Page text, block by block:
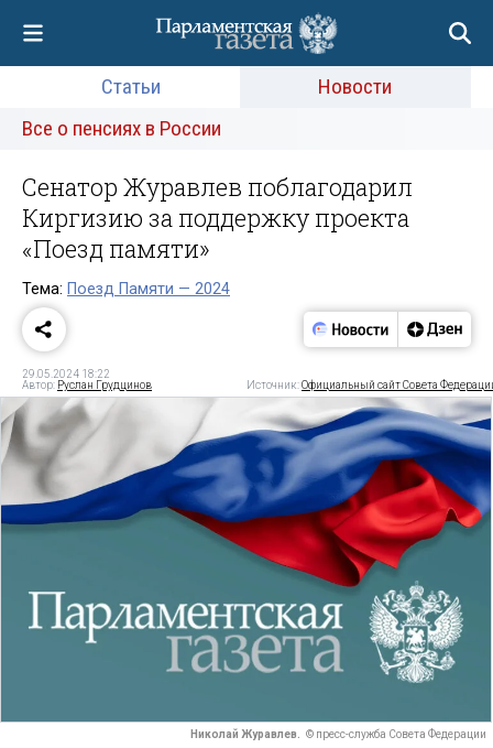
Статьи
Новости
Все о пенсиях в России
Сенатор Журавлев поблагодарил
Киргизию за поддержку проекта
«Поезд памяти»
Тема: Поезд Памяти — 2024
29.05.2024 18:22
Автор: Руслан Грудцинов Источник:Официальный сайт Совета
Николай Журавлев. © пресс-служба Совета Федерации